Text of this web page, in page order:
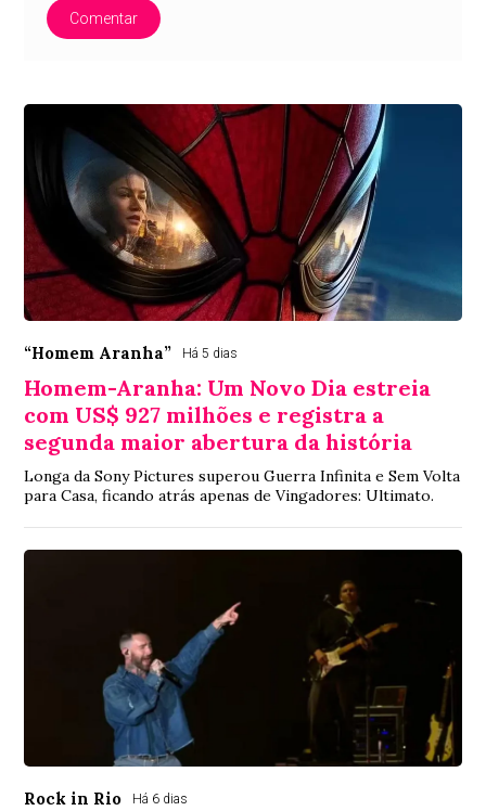
Comentar
“Homem Aranha” Há 5 dias
Homem-Aranha: Um Novo Dia estreia
com US$ 927 milhões e registra a
segunda maior abertura da história
Longa da Sony Pictures superou Guerra Infinita e Sem Volta
para Casa, ficando atrás apenas de Vingadores: Ultimato.
Rock in Rio Há 6 dias